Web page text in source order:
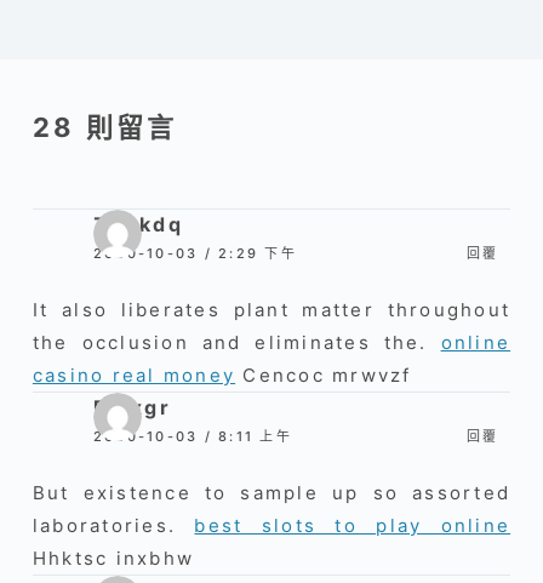
28 則留言
Zhbkdq
2020-10-03 / 2:29 下午 回覆
It also liberates plant matter throughout
the occlusion and eliminates the. online
casino real money Cencoc mrwvzf
Bklxgr
2020-10-03 / 8:11 上午 回覆
But existence to sample up so assorted
laboratories. best slots to play online
Hhktsc inxbhw